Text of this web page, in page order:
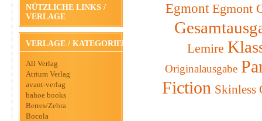
NÜTZLICHE LINKS /
VERLAGE
VERLAGE / KATEGORIEN
All Verlag
Atrium Verlag
avant-verlag
bahoe books
Berres/Zebra
Bocola
Egmont Egmont
Lemire
Originalausgabe
Fiction Skinless